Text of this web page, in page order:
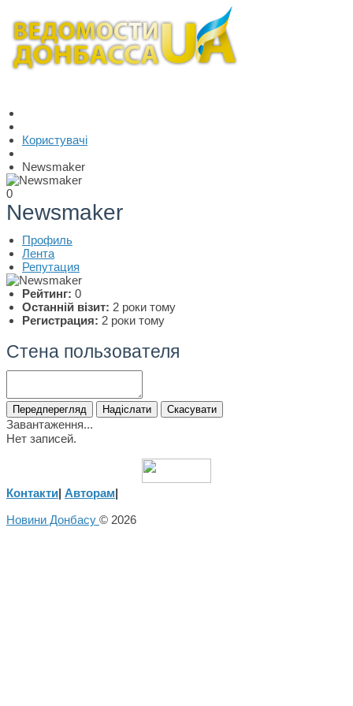
Користувачі
Newsmaker
0
Newsmaker
Профиль
Лента
Репутация
Рейтинг: 0
Останній візит: 2 роки тому
Регистрация: 2 роки тому
Стена пользователя
Завантаження...
Нет записей.
Контакти| Авторам|
Новини Донбасу © 2026